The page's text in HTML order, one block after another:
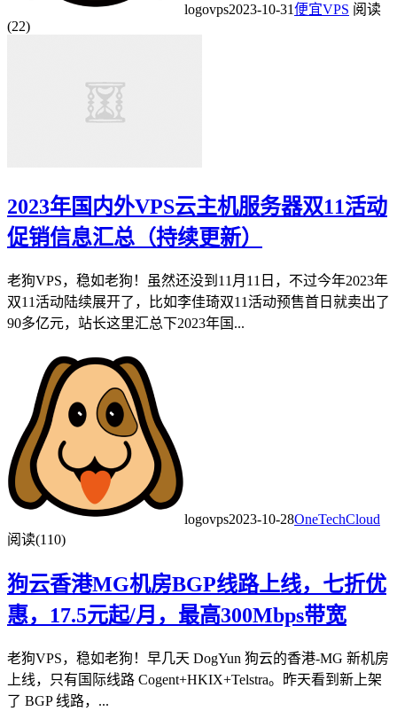
logovps2023-10-31便宜VPS 阅读
(22)
2023年国内外VPS云主机服务器双11活动
促销信息汇总（持续更新）
老狗VPS，稳如老狗！虽然还没到11月11日，不过今年2023年
双11活动陆续展开了，比如李佳琦双11活动预售首日就卖出了
90多亿元，站长这里汇总下2023年国...
logovps2023-10-28OneTechCloud
阅读(110)
狗云香港MG机房BGP线路上线，七折优
惠，17.5元起/月，最高300Mbps带宽
老狗VPS，稳如老狗！早几天 DogYun 狗云的香港-MG 新机房
上线，只有国际线路 Cogent+HKIX+Telstra。昨天看到新上架
了 BGP 线路，...